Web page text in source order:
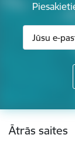
Kājene
Ātrās saites